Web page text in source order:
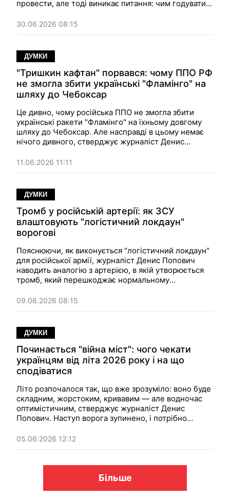
провести, але тоді виникає питання: чим годувати й
зараз армія РФ зазнає відчутних проблем із
забезпеченням?
30.06.2026 08:15
ДУМКИ
"Тришкин кафтан" порвався: чому ППО РФ
не змогла збити українські "Фламінго" на
шляху до Чебоксар
Це дивно, чому російська ППО не змогла збити
українські ракети "Фламінго" на їхньому довгому
шляху до Чебоксар. Але насправді в цьому немає
нічого дивного, стверджує журналіст Денис
оборони РФ перетворилася на дірявий кафтан і
виявилася нездатною захищати навіть важливі
11.06.2026 11:11
ДУМКИ
Тромб у російській артерії: як ЗСУ
влаштовують "логістичний локдаун"
ворогові
Пояснюючи, як виконується "логістичний локдаун"
для російської армії, журналіст Денис Попович
наводить аналогію з артерією, в якій утворюється
тромб, який перешкоджає нормальному
влаштовують такі "тромби" на найважливіших
шляхах сполучення біля фронту.
09.06.2026 08:15
ДУМКИ
Починається "війна міст": чого чекати
українцям від літа 2026 року і на що
сподіватися
Літо розпочалося так, що вже зрозуміло: воно буде
складним, жорстоким, кривавим — але водночас
оптимістичним, стверджує журналіст Денис
Попович. Наступ ворога зупинено, і потрібно
кінця року мати змогу завершити гарячу фазу війни.
05.06.2026 12:12
Більше